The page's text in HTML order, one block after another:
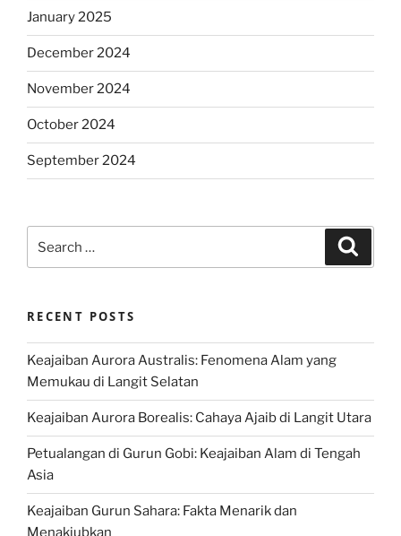
January 2025
December 2024
November 2024
October 2024
September 2024
for:
RECENT POSTS
Keajaiban Aurora Australis: Fenomena Alam yang
Memukau di Langit Selatan
Keajaiban Aurora Borealis: Cahaya Ajaib di Langit Utara
Petualangan di Gurun Gobi: Keajaiban Alam di Tengah
Asia
Keajaiban Gurun Sahara: Fakta Menarik dan
Menakjubkan